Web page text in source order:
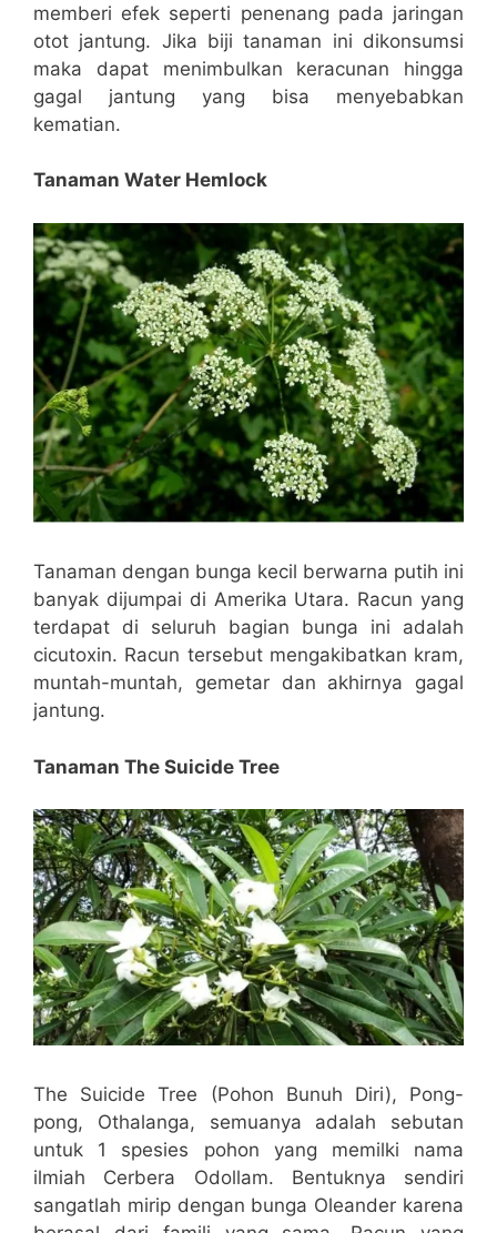
memberi efek seperti penenang pada jaringan
otot jantung. Jika biji tanaman ini dikonsumsi
maka dapat menimbulkan keracunan hingga
gagal jantung yang bisa menyebabkan
kematian.
Tanaman Water Hemlock
Tanaman dengan bunga kecil berwarna putih ini
banyak dijumpai di Amerika Utara. Racun yang
terdapat di seluruh bagian bunga ini adalah
cicutoxin. Racun tersebut mengakibatkan kram,
muntah-muntah, gemetar dan akhirnya gagal
jantung.
Tanaman The Suicide Tree
The Suicide Tree (Pohon Bunuh Diri), Pong-
pong, Othalanga, semuanya adalah sebutan
untuk 1 spesies pohon yang memilki nama
ilmiah Cerbera Odollam. Bentuknya sendiri
sangatlah mirip dengan bunga Oleander karena